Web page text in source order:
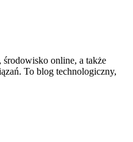
środowisko online, a także
To blog technologiczny,